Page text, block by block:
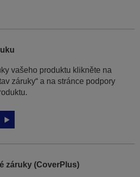
vašeho produktu klikněte na
záruky“ a na stránce podpory
záruky (CoverPlus)